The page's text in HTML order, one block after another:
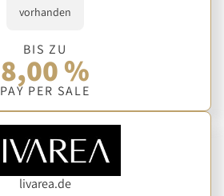
vorhanden
BIS ZU
8,00 %
PAY PER SALE
livarea.de